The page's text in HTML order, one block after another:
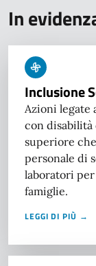
In
Inclusione
Azioni legate
con disabilità
superiore
personale di
laboratori
famiglie.
LEGGI DI PIÙ →